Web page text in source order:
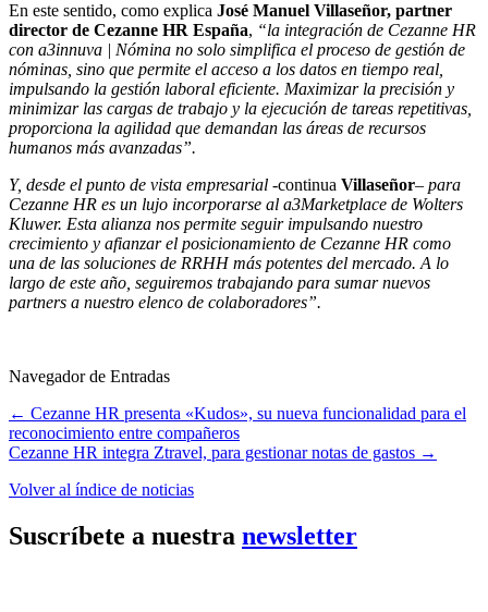
En este sentido, como explica José Manuel Villaseñor, partner
director de Cezanne HR España, “la integración de Cezanne HR
con a3innuva | Nómina no solo simplifica el proceso de gestión de
nóminas, sino que permite el acceso a los datos en tiempo real,
impulsando la gestión laboral eficiente. Maximizar la precisión y
minimizar las cargas de trabajo y la ejecución de tareas repetitivas,
proporciona la agilidad que demandan las áreas de recursos
humanos más avanzadas”.
Y, desde el punto de vista empresarial -continua Villaseñor– para
Cezanne HR es un lujo incorporarse al a3Marketplace de Wolters
Kluwer. Esta alianza nos permite seguir impulsando nuestro
crecimiento y afianzar el posicionamiento de Cezanne HR como
una de las soluciones de RRHH más potentes del mercado. A lo
largo de este año, seguiremos trabajando para sumar nuevos
partners a nuestro elenco de colaboradores”.
Navegador de Entradas
← Cezanne HR presenta «Kudos», su nueva funcionalidad para el
reconocimiento entre compañeros
Cezanne HR integra Ztravel, para gestionar notas de gastos →
Volver al índice de noticias
Suscríbete a nuestra newsletter